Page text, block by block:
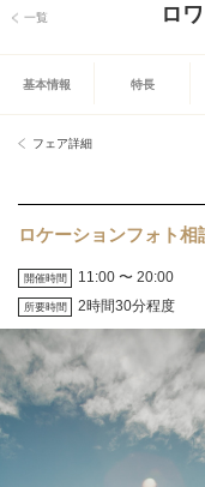
一覧 ロ
基本情報 特長
フェア詳細
ロケーションフォト相
開催時間 11:00 〜 20:00
所要時間 2時間30分程度